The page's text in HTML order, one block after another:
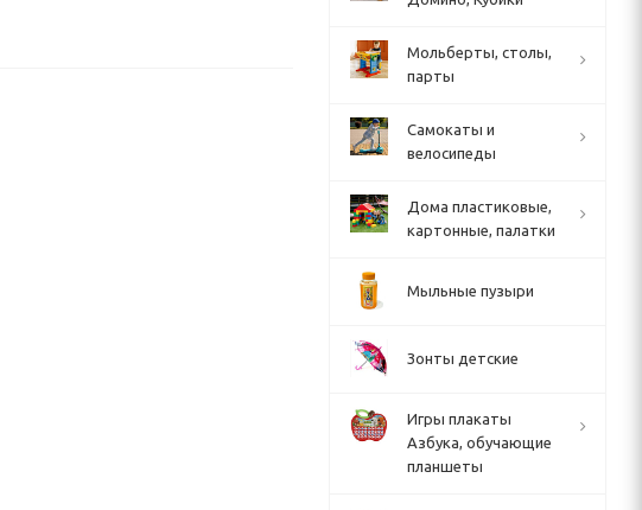
Мольберты, столы,
парты
Cамокаты и
велосипеды
Дома пластиковые,
картонные, палатки
Мыльные пузыри
Зонты детские
Игры плакаты
Азбука, обучающие
планшеты